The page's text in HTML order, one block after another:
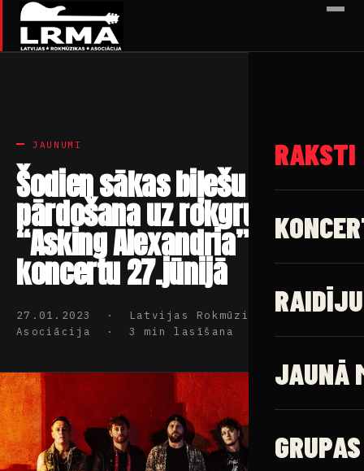
✕
RAKSTI
JAUNĀ
GRUPAS
JAUNUMI
Šodien sākas biļešu
pārdošana uz rokgrupas
“Asking Alexandria”
koncertu 27.jūnijā
27.01.2023 · Latvijas Rokmūzikas
Asociācija · 3 min lasīšana